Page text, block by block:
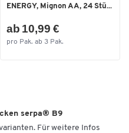
ENERGY, Mignon AA, 24 Stü...
ab 10,99 €
pro Pak. ab 3 Pak.
serpa® B9
Für weitere Infos